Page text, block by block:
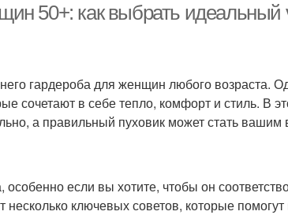
50+: как выбрать идеальный
гардероба для женщин любого возраста.
сочетают в себе тепло, комфорт и стиль. В
а правильный пуховик может стать
если вы хотите, чтобы он
ключевых советов, которые